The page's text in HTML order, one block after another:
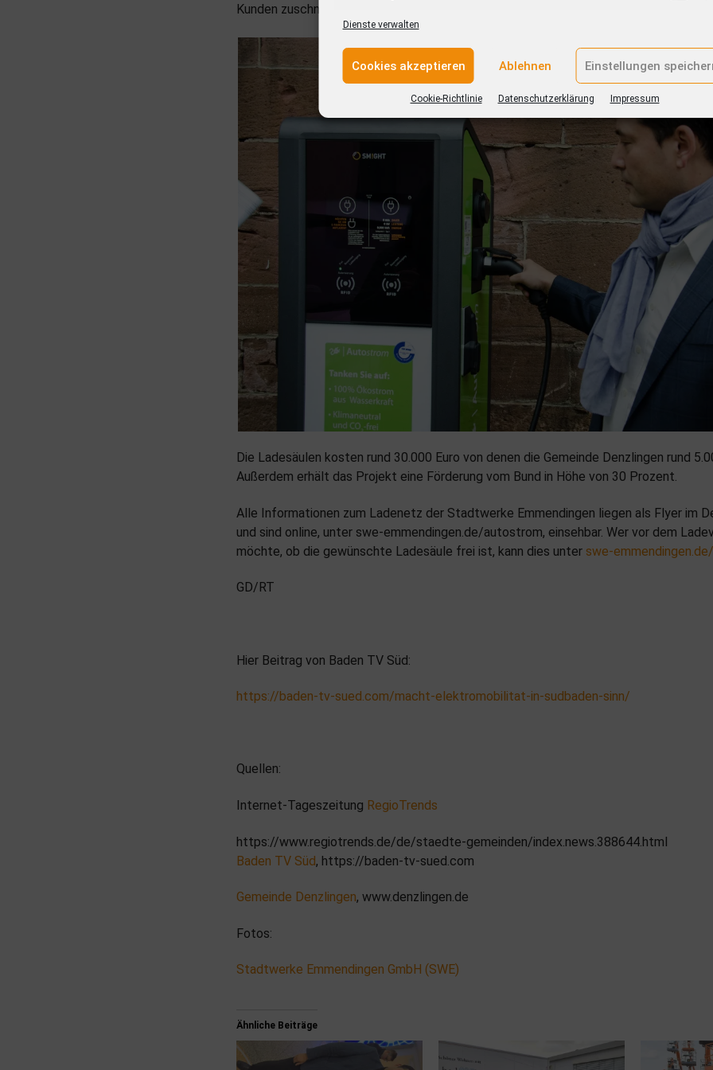
Dienste verwalten
Cookies akzeptieren Ablehnen Einstellungen
Cookie-Richtlinie Datenschutzerklärung Impressum
Kunden zuschneiden zu können.“
Die Ladesäulen kosten rund 30.000 Euro von denen die Gemeinde Denzlingen rund
Außerdem erhält das Projekt eine Förderung vom Bund in Höhe von 30 Prozent.
Alle Informationen zum Ladenetz der Stadtwerke Emmendingen liegen als Flyer im
und sind online, unter swe-emmendingen.de/autostrom, einsehbar. Wer vor dem
möchte, ob die gewünschte Ladesäule frei ist, kann dies unter swe-
GD/RT
Hier Beitrag von Baden TV Süd:
https://baden-tv-sued.com/macht-elektromobilitat-in-sudbaden-sinn/
Quellen:
Internet-Tageszeitung RegioTrends
https://www.regiotrends.de/de/staedte-gemeinden/index.news.388644.html
Baden TV Süd, https://baden-tv-sued.com
Gemeinde Denzlingen, www.denzlingen.de
Fotos:
Stadtwerke Emmendingen GmbH (SWE)
Ähnliche Beiträge